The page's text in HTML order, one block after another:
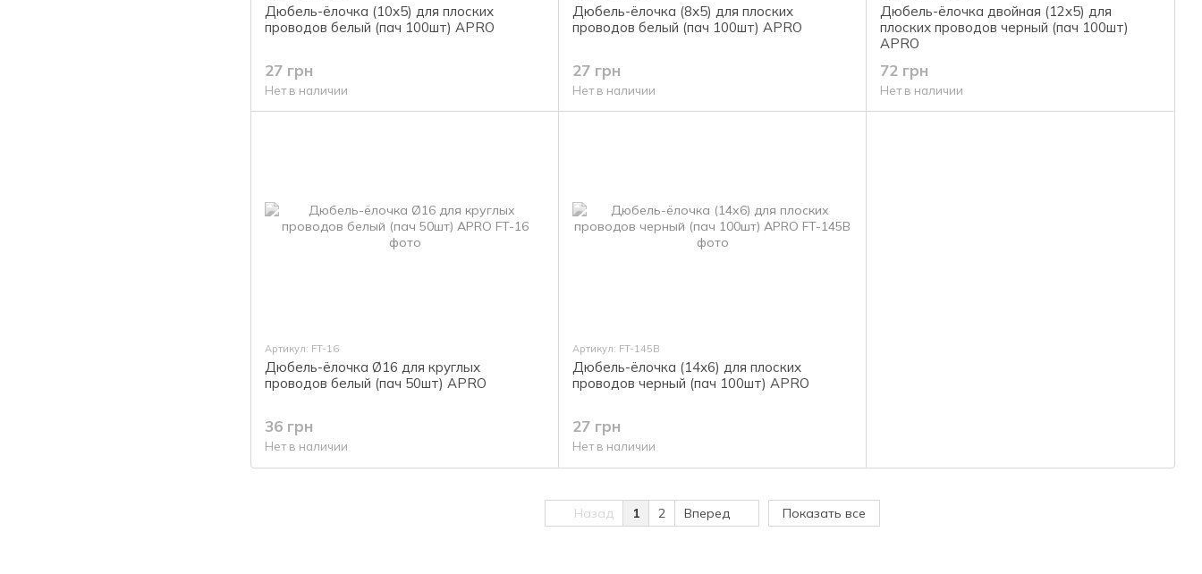
Дюбель-ёлочка (10х5) для плоских
проводов белый (пач 100шт) APRO
27 грн
Нет в наличии
Дюбель-ёлочка (8х5) для плоских
проводов белый (пач 100шт) APRO
27 грн
Нет в наличии
Дюбель-ёлочка двойная (12х5) для
плоских проводов черный (пач 100шт)
APRO
72 грн
Нет в наличии
Артикул: FT-16
Дюбель-ёлочка Ø16 для круглых
проводов белый (пач 50шт) APRO
36 грн
Нет в наличии
Артикул: FT-145B
Дюбель-ёлочка (14х6) для плоских
проводов черный (пач 100шт) APRO
27 грн
Нет в наличии
Назад 1 2 Вперед Показать все